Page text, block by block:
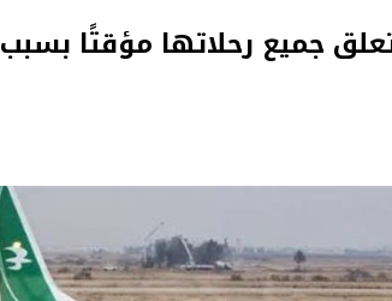
جميع رحلاتها مؤقتًا بسبب